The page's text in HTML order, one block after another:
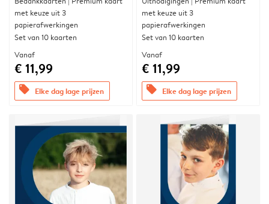
met keuze uit 3
papierafwerkingen
Set van 10 kaarten
Vanaf
€ 11,99
offers Elke dag lage prijzen
met keuze uit 3
papierafwerkingen
Set van 10 kaarten
Vanaf
€ 11,99
offers Elke dag lage prijzen